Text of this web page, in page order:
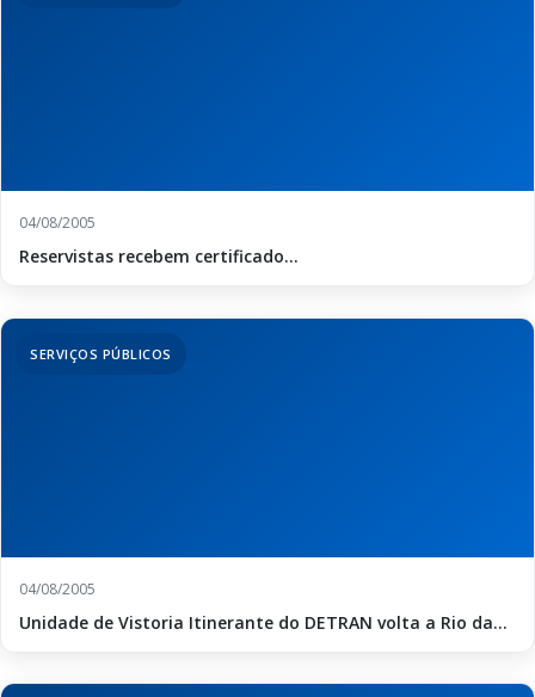
04/08/2005
Reservistas recebem certificado...
SERVIÇOS PÚBLICOS
04/08/2005
Unidade de Vistoria Itinerante do DETRAN volta a Rio da...